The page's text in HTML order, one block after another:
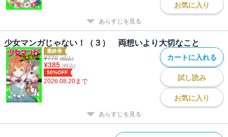
お気に入り
あらすじを見る
少女マンガじゃない！（３） 両想いより大切なこと
最終巻
¥770 (税込)
¥385 (税込)
50%OFF
2026.08.20まで
カートに入れる
試し読み
お気に入り
あらすじを見る